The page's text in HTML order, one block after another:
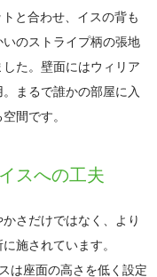
と合わせ、イスの背も
のストライプ柄の張地
た。壁面にはウィリア
まるで誰かの部屋に入
間です。
スへの工夫
さだけではなく、より
施されています。
は座面の高さを低く設定